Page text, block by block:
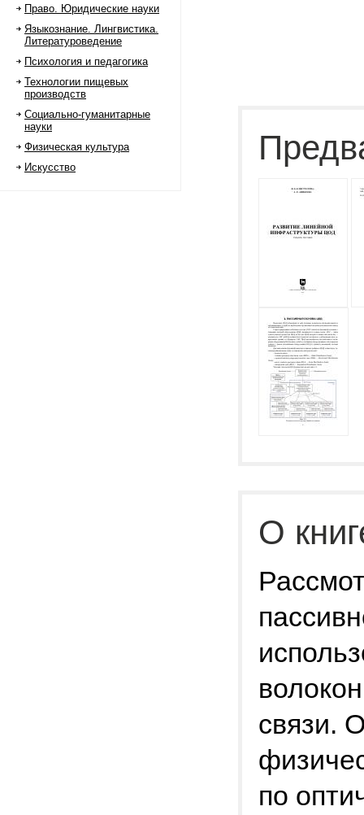
Право. Юридические науки
Языкознание. Лингвистика.
Литературоведение
Психология и педагогика
Технологии пищевых
производств
Социально-гуманитарные
науки
Физическая культура
Искусство
О
связи.
по